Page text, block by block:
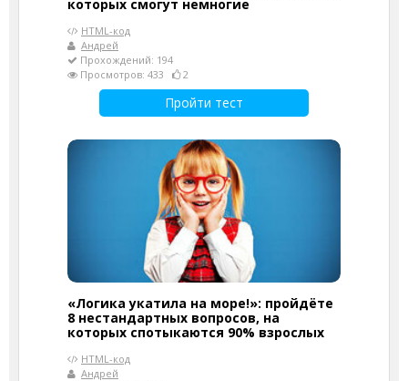
которых смогут немногие
HTML-код
Андрей
Прохождений: 194
Просмотров: 433
2
Пройти тест
«Логика укатила на море!»: пройдёте
8 нестандартных вопросов, на
которых спотыкаются 90% взрослых
HTML-код
Андрей